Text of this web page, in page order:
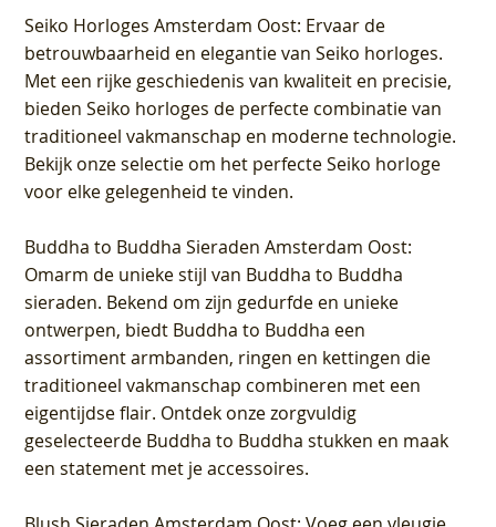
Seiko Horloges Amsterdam Oost: Ervaar de
betrouwbaarheid en elegantie van Seiko horloges.
Met een rijke geschiedenis van kwaliteit en precisie,
bieden Seiko horloges de perfecte combinatie van
traditioneel vakmanschap en moderne technologie.
Bekijk onze selectie om het perfecte Seiko horloge
voor elke gelegenheid te vinden.
Buddha to Buddha Sieraden Amsterdam Oost:
Omarm de unieke stijl van Buddha to Buddha
sieraden. Bekend om zijn gedurfde en unieke
ontwerpen, biedt Buddha to Buddha een
assortiment armbanden, ringen en kettingen die
traditioneel vakmanschap combineren met een
eigentijdse flair. Ontdek onze zorgvuldig
geselecteerde Buddha to Buddha stukken en maak
een statement met je accessoires.